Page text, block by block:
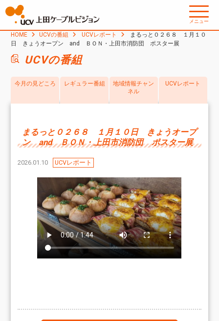
メニュー
HOME UCVの番組 UCVレポート
まるっと０２６８ １月１０
日 きょうオープン and ＢＯＮ・上田市消防団 ポスター展
UCVの番組
今月の見どころ レギュラー番組
地域情報チャン
ネル
UCVレポート
まるっと０２６８ １月１０日 きょうオープ
ン and ＢＯＮ・上田市消防団 ポスター展
2026.01.10 UCVレポート